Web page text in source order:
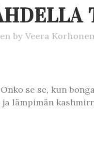
by Veera Korhonen
se se, kun
lämpimän